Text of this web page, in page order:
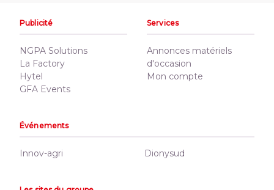
Publicité
NGPA Solutions
La Factory
Hytel
GFA Events
Services
Annonces matériels
d'occasion
Mon compte
Événements
Innov-agri Dionysud